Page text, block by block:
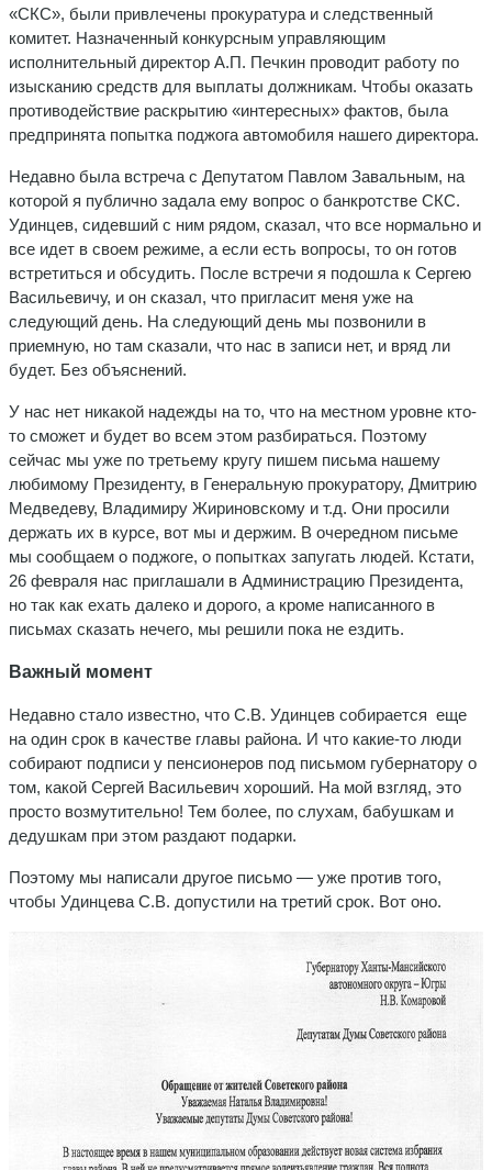
«СКС», были привлечены прокуратура и следственный
комитет. Назначенный конкурсным управляющим
исполнительный директор А.П. Печкин проводит работу по
изысканию средств для выплаты должникам. Чтобы оказать
противодействие раскрытию «интересных» фактов, была
предпринята попытка поджога автомобиля нашего директора.
Недавно была встреча с Депутатом Павлом Завальным, на
которой я публично задала ему вопрос о банкротстве СКС.
Удинцев, сидевший с ним рядом, сказал, что все нормально и
все идет в своем режиме, а если есть вопросы, то он готов
встретиться и обсудить. После встречи я подошла к Сергею
Васильевичу, и он сказал, что пригласит меня уже на
следующий день. На следующий день мы позвонили в
приемную, но там сказали, что нас в записи нет, и вряд ли
будет. Без объяснений.
У нас нет никакой надежды на то, что на местном уровне кто-
то сможет и будет во всем этом разбираться. Поэтому
сейчас мы уже по третьему кругу пишем письма нашему
любимому Президенту, в Генеральную прокуратору, Дмитрию
Медведеву, Владимиру Жириновскому и т.д. Они просили
держать их в курсе, вот мы и держим. В очередном письме
мы сообщаем о поджоге, о попытках запугать людей. Кстати,
26 февраля нас приглашали в Администрацию Президента,
но так как ехать далеко и дорого, а кроме написанного в
письмах сказать нечего, мы решили пока не ездить.
Важный момент
Недавно стало известно, что С.В. Удинцев собирается еще
на один срок в качестве главы района. И что какие-то люди
собирают подписи у пенсионеров под письмом губернатору о
том, какой Сергей Васильевич хороший. На мой взгляд, это
просто возмутительно! Тем более, по слухам, бабушкам и
дедушкам при этом раздают подарки.
Поэтому мы написали другое письмо — уже против того,
чтобы Удинцева С.В. допустили на третий срок. Вот оно.